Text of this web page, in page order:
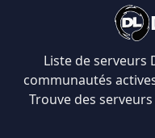
Liste de serveurs
communautés
Trouve des